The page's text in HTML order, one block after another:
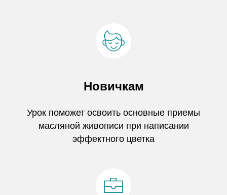
Новичкам
Урок поможет освоить основные приемы
масляной живописи при написании
эффектного цветка